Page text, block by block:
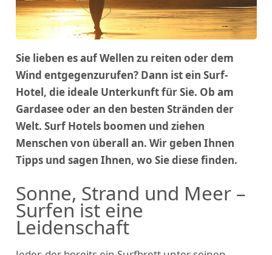
Sie lieben es auf Wellen zu reiten oder dem
Wind entgegenzurufen? Dann ist ein Surf-
Hotel, die ideale Unterkunft für Sie. Ob am
Gardasee oder an den besten Stränden der
Welt. Surf Hotels boomen und ziehen
Menschen von überall an. Wir geben Ihnen
Tipps und sagen Ihnen, wo Sie diese finden.
Sonne, Strand und Meer –
Surfen ist eine
Leidenschaft